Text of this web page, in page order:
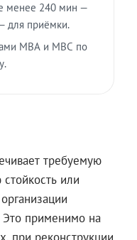
менее 240 мин —
для приёмки.
МВА и МВС по
требуемую
или
Это применимо на